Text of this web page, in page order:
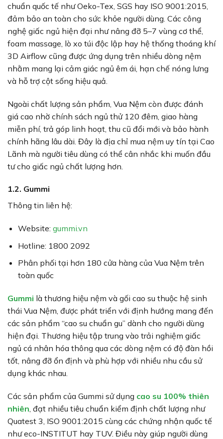
chuẩn quốc tế như Oeko-Tex, SGS hay ISO 9001:2015,
đảm bảo an toàn cho sức khỏe người dùng. Các công
nghệ giấc ngủ hiện đại như nâng đỡ 5–7 vùng cơ thể,
foam massage, lò xo túi độc lập hay hệ thống thoáng khí
3D Airflow cũng được ứng dụng trên nhiều dòng nệm
nhằm mang lại cảm giác ngủ êm ái, hạn chế nóng lưng
và hỗ trợ cột sống hiệu quả.
Ngoài chất lượng sản phẩm, Vua Nệm còn được đánh
giá cao nhờ chính sách ngủ thử 120 đêm, giao hàng
miễn phí, trả góp linh hoạt, thu cũ đổi mới và bảo hành
chính hãng lâu dài. Đây là địa chỉ mua nệm uy tín tại Cao
Lãnh mà người tiêu dùng có thể cân nhắc khi muốn đầu
tư cho giấc ngủ chất lượng hơn.
1.2. Gummi
Thông tin liên hệ:
Website: gummi.vn
Hotline: 1800 2092
Phân phối tại hơn 180 cửa hàng của Vua Nệm trên
toàn quốc
Gummi là thương hiệu nệm và gối cao su thuộc hệ sinh
thái Vua Nệm, được phát triển với định hướng mang đến
các sản phẩm “cao su chuẩn gu” dành cho người dùng
hiện đại. Thương hiệu tập trung vào trải nghiệm giấc
ngủ cá nhân hóa thông qua các dòng nệm có độ đàn hồi
tốt, nâng đỡ ổn định và phù hợp với nhiều nhu cầu sử
dụng khác nhau.
Các sản phẩm của Gummi sử dụng cao su 100% thiên
nhiên , đạt nhiều tiêu chuẩn kiểm định chất lượng như
Quatest 3, ISO 9001:2015 cùng các chứng nhận quốc tế
như eco-INSTITUT hay TUV. Điều này giúp người dùng